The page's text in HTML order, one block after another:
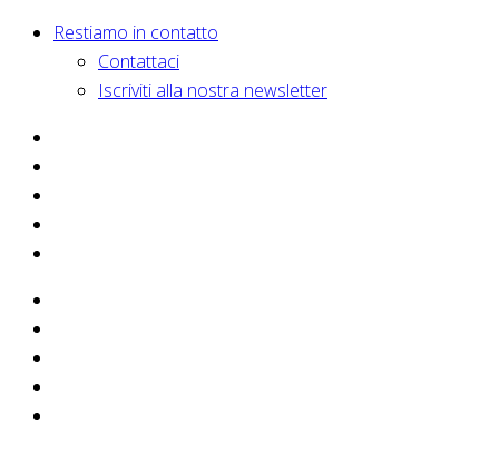
Restiamo in contatto
Contattaci
Iscriviti alla nostra newsletter